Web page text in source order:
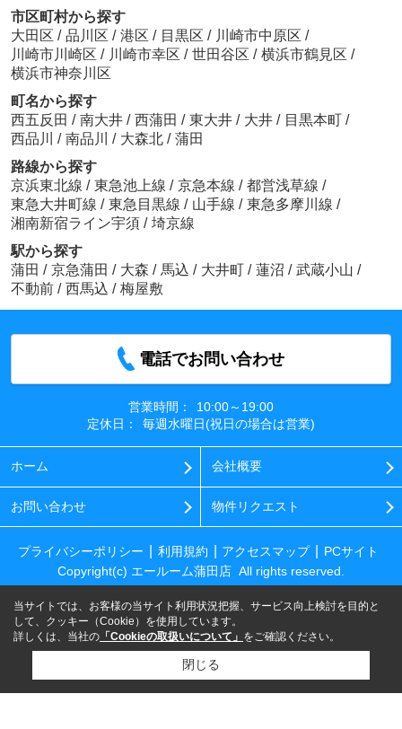
市区町村から探す
大田区 / 品川区 / 港区 / 目黒区 / 川崎市中原区 /
川崎市川崎区 / 川崎市幸区 / 世田谷区 / 横浜市鶴見区 /
横浜市神奈川区
町名から探す
西五反田 / 南大井 / 西蒲田 / 東大井 / 大井 / 目黒本町 /
西品川 / 南品川 / 大森北 / 蒲田
路線から探す
京浜東北線 / 東急池上線 / 京急本線 / 都営浅草線 /
東急大井町線 / 東急目黒線 / 山手線 / 東急多摩川線 /
湘南新宿ライン宇須 / 埼京線
駅から探す
蒲田 / 京急蒲田 / 大森 / 馬込 / 大井町 / 蓮沼 / 武蔵小山 /
不動前 / 西馬込 / 梅屋敷
電話でお問い合わせ
営業時間：
10:00～19:00
定休日：
毎週水曜日(祝日の場合は営業)
ホーム 会社概要
お問い合わせ 物件リクエスト
プライバシーポリシー 利用規約 アクセスマップ
PCサイト
Copyright(c) エールーム蒲田店 All rights reserved.
当サイトでは、お客様の当サイト利用状況把握、サービス向上検討を目的と
して、クッキー（Cookie）を使用しています。
詳しくは、当社の 「Cookieの取扱いについて」 をご確認ください。
閉じる